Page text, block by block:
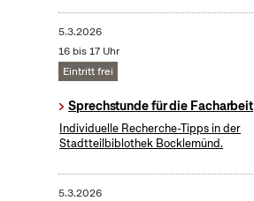
5.3.2026
16 bis 17 Uhr
Eintritt frei
Sprechstunde für die Facharbeit
Individuelle Recherche-Tipps in der
Stadtteilbiblothek Bocklemünd.
5.3.2026